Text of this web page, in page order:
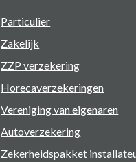
Particulier
Zakelijk
ZZP verzekering
Horecaverzekeringen
Vereniging van eigenaren
Autoverzekering
Zekerheidspakket